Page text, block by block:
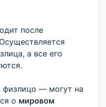
после
а все его
— могут на
о мировом